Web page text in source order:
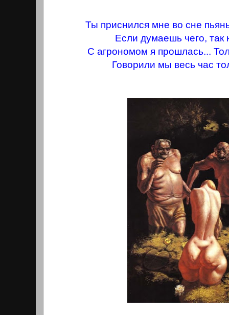
Ты приснился мне во сне
Если думаешь чего, так
С агрономом я прошлась...
Говорили мы весь час